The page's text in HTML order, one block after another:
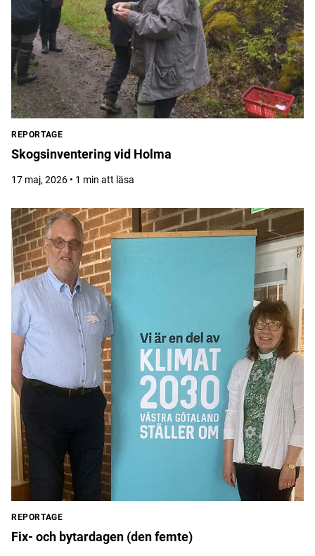
REPORTAGE
Skogsinventering vid Holma
17 maj, 2026 • 1 min att läsa
REPORTAGE
Fix- och bytardagen (den femte)